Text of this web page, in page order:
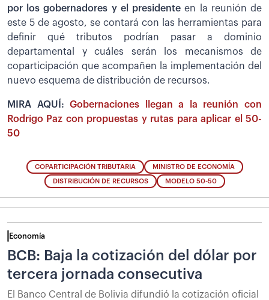
por los gobernadores y el presidenteen la reunión de
este 5 de agosto, se contará con las herramientas para
definir qué tributos podrían pasar a dominio
departamental y cuáles serán los mecanismos de
coparticipación que acompañen la implementación del
nuevo esquema de distribución de recursos.
MIRA AQUÍ:Gobernaciones llegan a la reunión con
Rodrigo Paz con propuestas y rutas para aplicar el 50-
50
COPARTICIPACIÓN TRIBUTARIA MINISTRO DE ECONOMÍA
DISTRIBUCIÓN DE RECURSOS MODELO 50-50
Economía
BCB: Baja la cotización del dólar por
tercera jornada consecutiva
El Banco Central de Bolivia difundió la cotización oficial